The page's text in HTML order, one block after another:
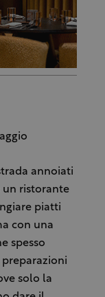
annoiati
un ristorante
piatti
con una
spesso
preparazioni
solo la